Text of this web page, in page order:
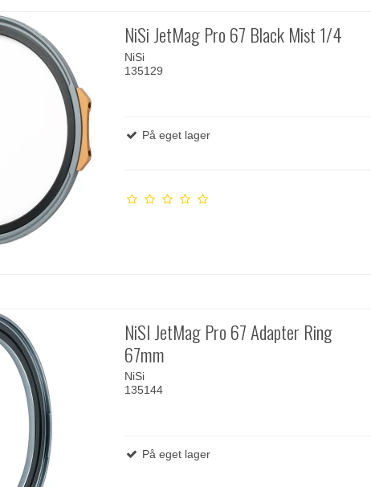
NiSi JetMag Pro 67 Black Mist 1/4
NiSi
135129
På eget lager
NiSI JetMag Pro 67 Adapter Ring
67mm
NiSi
135144
På eget lager